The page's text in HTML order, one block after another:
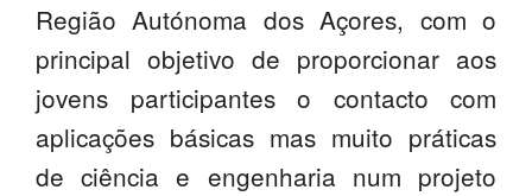
PROFESSORES
ENC. DE EDUCAÇÃO
Região Autónoma dos Açores, com o
principal objetivo de proporcionar aos
jovens participantes o contacto com
aplicações básicas mas muito práticas
de ciência e engenharia num projeto